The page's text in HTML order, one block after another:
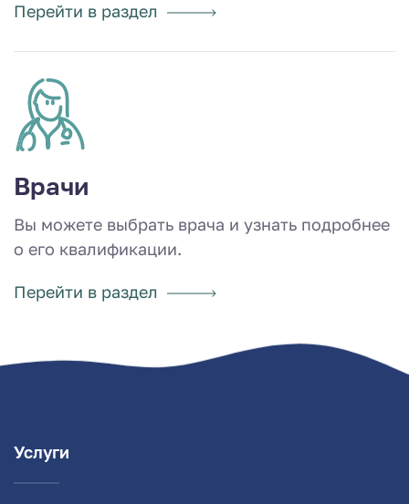
Перейти в раздел
Врачи
Вы можете выбрать врача и узнать подробнее
о его квалификации.
Перейти в раздел
Услуги